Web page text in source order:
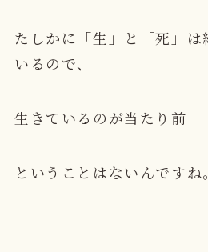
たしかに「生」と「死」
いるので、
生きているのが当たり前
ということはないんですね。